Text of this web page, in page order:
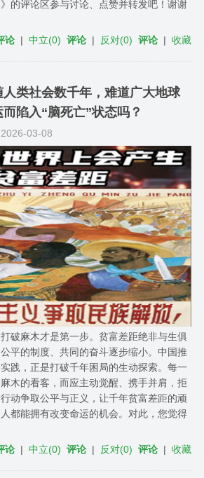
的评论区参与讨论、点赞并转发吧！谢谢
论 |中立(0) 评论 | 反对(0) 评论 |收藏
人类社会数千年，难道广大地球
陷入“脑死亡”状态吗？
03-08
破麻木才是第一步。贫富差距绝非与生俱
平的制度、共同的奋斗逐步缩小。中国推
践，正是打破千年困局的生动探索。每一
木的看客，而应主动觉醒、携手并肩，拒
动争取公平与正义，让千年贫富差距的顽
都能拥有改变命运的机会。对此，您觉得
论 |中立(0) 评论 | 反对(0) 评论 |收藏